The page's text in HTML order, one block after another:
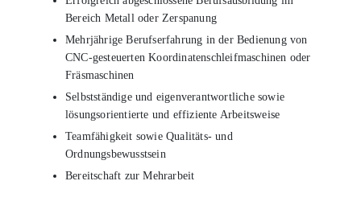
Bereich Metall oder Zerspanung
Mehrjährige Berufserfahrung in der Bedienung von
CNC-gesteuerten Koordinatenschleifmaschinen oder
Fräsmaschinen
Selbstständige und eigenverantwortliche sowie
lösungsorientierte und effiziente Arbeitsweise
Teamfähigkeit sowie Qualitäts- und
Ordnungsbewusstsein
Bereitschaft zur Mehrarbeit